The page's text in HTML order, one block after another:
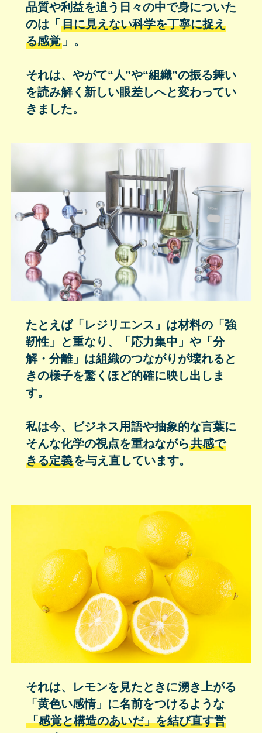
品質や利益を追う日々の中で身についた
のは「 目に見えない科学を丁寧に捉え
る感覚」。
それは、やがて“人”や“組織”の振る舞い
を読み解く新しい眼差しへと変わってい
きました。
たとえば「レジリエンス」は材料の「強
靭性」と重なり、「応力集中」や「分
解・分離」は組織のつながりが壊れると
きの様子を驚くほど的確に映し出しま
す。
私は今、ビジネス用語や抽象的な言葉に
そんな化学の視点を重ねながら共感で
きる定義を与え直しています。
それは、レモンを見たときに湧き上がる
「黄色い感情」に名前をつけるような
「感覚と構造のあいだ」を結び直す営